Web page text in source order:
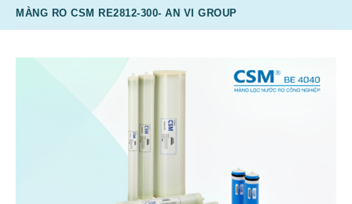
MÀNG RO CSM RE2812-300- AN VI GROUP